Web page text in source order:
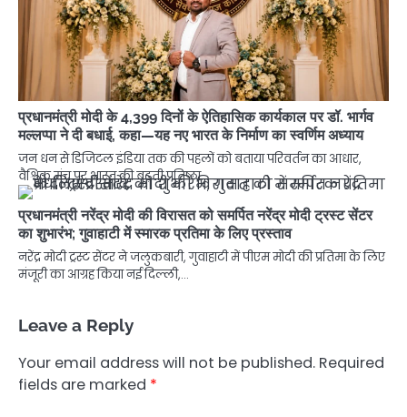
प्रधानमंत्री मोदी के 4,399 दिनों के ऐतिहासिक कार्यकाल पर डॉ. भार्गव
मल्लप्पा ने दी बधाई, कहा—यह नए भारत के निर्माण का स्वर्णिम अध्याय
जन धन से डिजिटल इंडिया तक की पहलों को बताया परिवर्तन का आधार,
वैश्विक मंच पर भारत की बढ़ती प्रतिष्ठा…
प्रधानमंत्री नरेंद्र मोदी की विरासत को समर्पित नरेंद्र मोदी ट्रस्ट सेंटर
का शुभारंभ; गुवाहाटी में स्मारक प्रतिमा के लिए प्रस्ताव
नरेंद्र मोदी ट्रस्ट सेंटर ने जलुकबारी, गुवाहाटी में पीएम मोदी की प्रतिमा के लिए
मंजूरी का आग्रह किया नई दिल्ली,…
Leave a Reply
Your email address will not be published. Required
fields are marked *